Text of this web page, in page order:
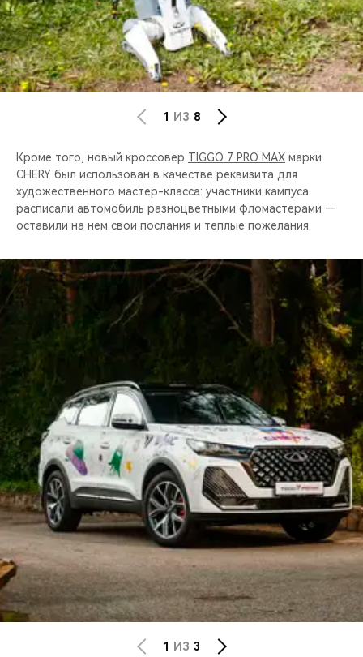
1 ИЗ 8
Кроме того, новый кроссовер TIGGO 7 PRO MAX марки
CHERY был использован в качестве реквизита для
художественного мастер-класса: участники кампуса
расписали автомобиль разноцветными фломастерами —
оставили на нем свои послания и теплые пожелания.
1 ИЗ 3